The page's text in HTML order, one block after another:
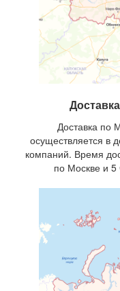
Доставка по
осуществляется в
компаний. Время
по Москве и 5